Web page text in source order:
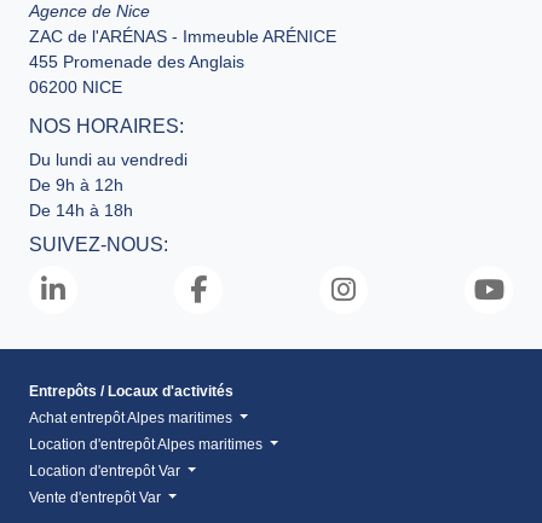
Agence de Nice
ZAC de l'ARÉNAS - Immeuble ARÉNICE
455 Promenade des Anglais
06200 NICE
NOS HORAIRES:
Du lundi au vendredi
De 9h à 12h
De 14h à 18h
SUIVEZ-NOUS:
Entrepôts / Locaux d'activités
Achat entrepôt Alpes maritimes
Location d'entrepôt Alpes maritimes
Location d'entrepôt Var
Vente d'entrepôt Var